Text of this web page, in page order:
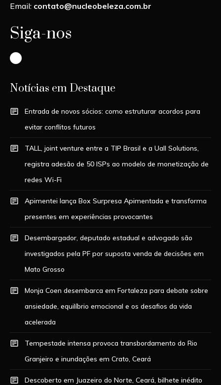
Email: contato@nucleobeleza.com.br
Siga-nos
Instagram
Notícias em Destaque
Entrada de novos sócios: como estruturar acordos para
evitar conflitos futuros
TALL, joint venture entre a TIP Brasil e a Uall Solutions,
registra adesão de 50 ISPs ao modelo de monetização de
redes Wi-Fi
Apimentei lança Box Surpresa Apimentada e transforma
presentes em experiências provocantes
Desembargador, deputado estadual e advogado são
investigados pela PF por suposta venda de decisões em
Mato Grosso
Monja Coen desembarca em Fortaleza para debate sobre
ansiedade, equilíbrio emocional e os desafios da vida
acelerada
Tempestade intensa provoca transbordamento do Rio
Granjeiro e inundações em Crato, Ceará
Descoberto em Juazeiro do Norte, Ceará, bilhete inédito